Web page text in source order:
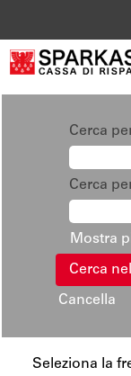
Cerca
Cerca
Mostra
Cancella
Seleziona la